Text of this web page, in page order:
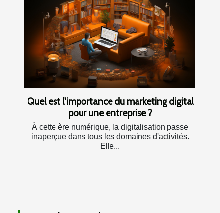
Quel est l'importance du marketing digital
pour une entreprise ?
À cette ère numérique, la digitalisation passe
inaperçue dans tous les domaines d'activités.
Elle...